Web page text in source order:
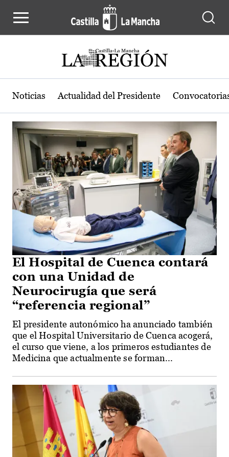
Actualidad de la región de Castilla-
Noticias Actualidad del Presidente
El Hospital de Cuenca contará
con una Unidad de
Neurocirugía que será
“referencia regional”
El presidente autonómico ha anunciado también
que el Hospital Universitario de Cuenca acogerá,
el curso que viene, a los primeros estudiantes de
Medicina que actualmente se forman...